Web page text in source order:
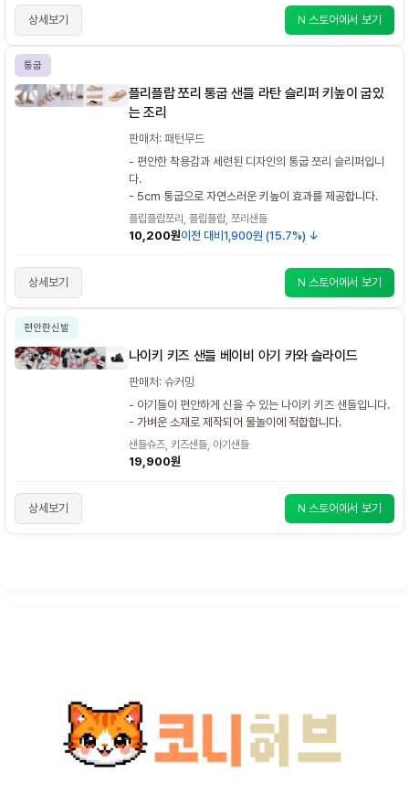
상세보기 N 스토어에서 보기
통굽
플리플랍 쪼리 통굽 샌들 라탄 슬리퍼 키높이 굽있
는 조리
판매처: 패턴무드
- 편안한 착용감과 세련된 디자인의 통굽 쪼리 슬리퍼입니
다.
- 5cm 통굽으로 자연스러운 키높이 효과를 제공합니다.
플립플랍쪼리, 플립플랍, 쪼리샌들
10,200원이전 대비1,900원 (15.7%) ↓
상세보기 N 스토어에서 보기
편안한신발
나이키 키즈 샌들 베이비 아기 카와 슬라이드
판매처: 슈커밍
- 아기들이 편안하게 신을 수 있는 나이키 키즈 샌들입니다.
- 가벼운 소재로 제작되어 물놀이에 적합합니다.
샌들슈즈, 키즈샌들, 아기샌들
19,900원
상세보기 N 스토어에서 보기